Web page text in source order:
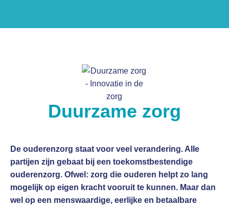
De ouderenzorg staat voor veel verandering. Alle
partijen zijn gebaat bij een toekomstbestendige
ouderenzorg. Ofwel: zorg die ouderen helpt zo lang
mogelijk op eigen kracht vooruit te kunnen. Maar dan
wel op een menswaardige, eerlijke en betaalbare
Duurzame zorg